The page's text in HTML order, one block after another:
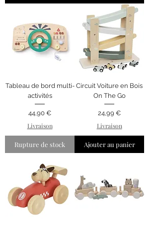
Tableau de bord multi-
activités
Prix
44,90 €
Livraison
Rupture de stock
Circuit Voiture en Bois
On The Go
Prix
24,99 €
Livraison
Ajouter au panier